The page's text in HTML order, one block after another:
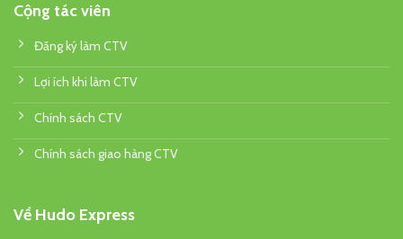
Cộng tác viên
Đăng ký làm CTV
Lợi ích khi làm CTV
Chính sách CTV
Chính sách giao hàng CTV
Về Hudo Express